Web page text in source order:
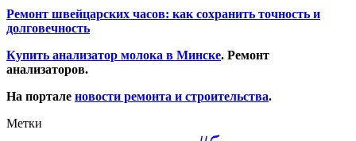
Ремонт швейцарских часов: как сохранить точность и
долговечность
Купить анализатор молока в Минске. Ремонт
анализаторов.
На портале новости ремонта и строительства.
Метки